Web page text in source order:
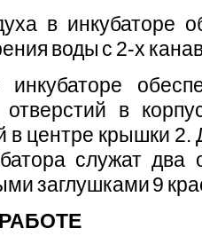
в инкубаторе
воды с 2-х
отверстий в
в центре крышки
служат
заглушками 9